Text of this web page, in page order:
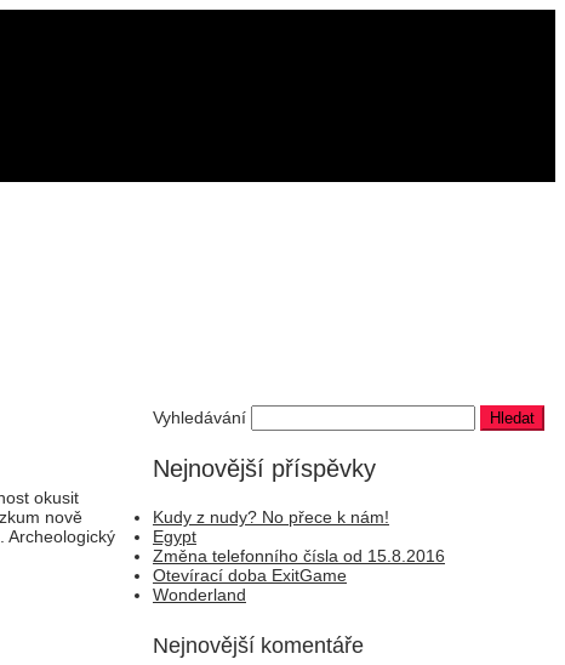
okusit
nově
Archeologický
Vyhledávání
Nejnovější příspěvky
Kudy z nudy? No přece k nám!
Egypt
Změna telefonního čísla od 15.8.2016
Otevírací doba ExitGame
Wonderland
Nejnovější komentáře